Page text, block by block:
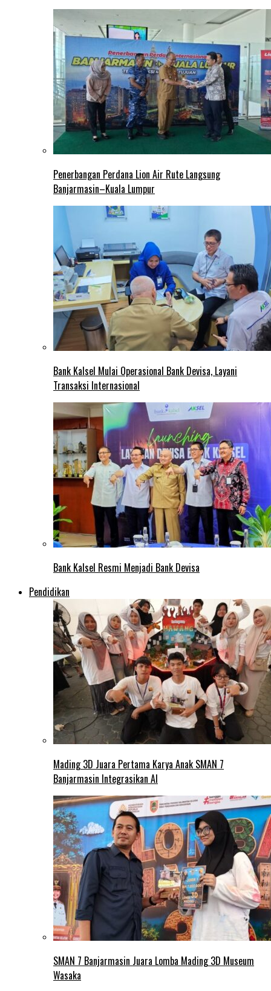
Penerbangan Perdana Lion Air Rute Langsung
Banjarmasin–Kuala Lumpur
Bank Kalsel Mulai Operasional Bank Devisa, Layani
Transaksi Internasional
Bank Kalsel Resmi Menjadi Bank Devisa
Pendidikan
Mading 3D Juara Pertama Karya Anak SMAN 7
Banjarmasin Integrasikan AI
SMAN 7 Banjarmasin Juara Lomba Mading 3D Museum
Wasaka